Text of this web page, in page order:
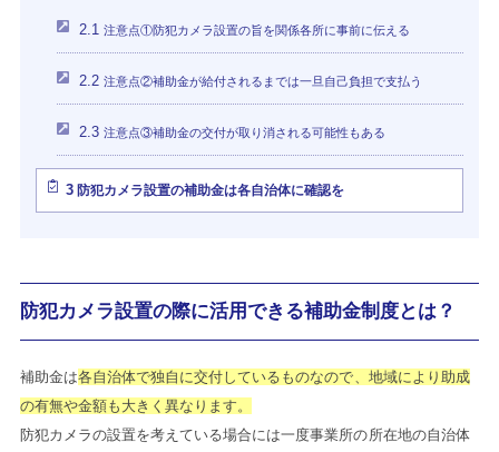
2.1 注意点①防犯カメラ設置の旨を関係各所に事前に伝える
2.2 注意点②補助金が給付されるまでは一旦自己負担で支払う
2.3 注意点③補助金の交付が取り消される可能性もある
3防犯カメラ設置の補助金は各自治体に確認を
防犯カメラ設置の際に活用できる補助金制度とは？
補助金は各自治体で独自に交付しているものなので、地域により助成
の有無や金額も大きく異なります。
防犯カメラの設置を考えている場合には一度事業所の所在地の自治体